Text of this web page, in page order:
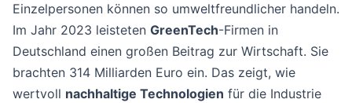
Einzelpersonen können so umweltfreundlicher handeln.
Im Jahr 2023 leisteten GreenTech-Firmen in
Deutschland einen großen Beitrag zur Wirtschaft. Sie
brachten 314 Milliarden Euro ein. Das zeigt, wie
wertvoll nachhaltige Technologien für die Industrie